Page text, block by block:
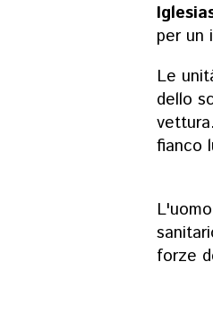
per un
Le
dello
fianco
forze